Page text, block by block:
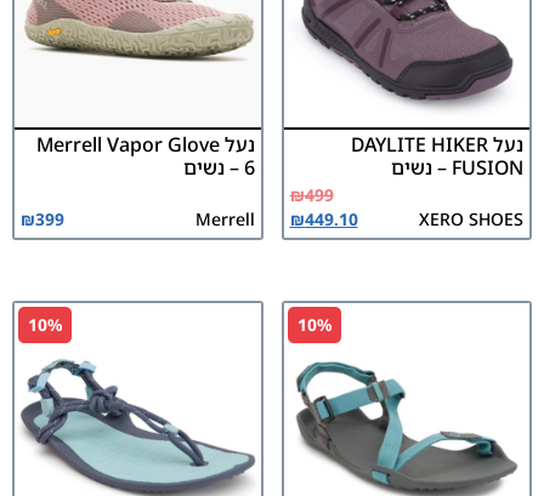
נעל DAYLITE HIKER
FUSION – נשים
XERO SHOES
₪499
₪449.10
נעל Merrell Vapor Glove
6 – נשים
Merrell
₪399
10%
10%